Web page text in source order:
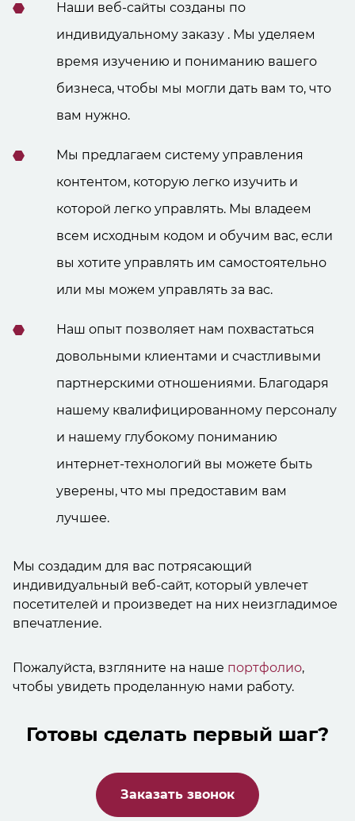
Наши веб-сайты созданы по
индивидуальному заказу . Мы уделяем
время изучению и пониманию вашего
бизнеса, чтобы мы могли дать вам то, что
вам нужно.
Мы предлагаем систему управления
контентом, которую легко изучить и
которой легко управлять. Мы владеем
всем исходным кодом и обучим вас, если
вы хотите управлять им самостоятельно
или мы можем управлять за вас.
Наш опыт позволяет нам похвастаться
довольными клиентами и счастливыми
партнерскими отношениями. Благодаря
нашему квалифицированному персоналу
и нашему глубокому пониманию
интернет-технологий вы можете быть
уверены, что мы предоставим вам
лучшее.
Мы создадим для вас потрясающий
индивидуальный веб-сайт, который увлечет
посетителей и произведет на них неизгладимое
впечатление.
Пожалуйста, взгляните на наше портфолио,
чтобы увидеть проделанную нами работу.
Готовы сделать первый шаг?
Заказать звонок